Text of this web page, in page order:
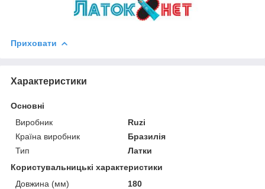
Приховати
Характеристики
Основні
Виробник
Ruzi
Країна виробник
Бразилія
Тип
Латки
Користувальницькі характеристики
Довжина (мм)
180